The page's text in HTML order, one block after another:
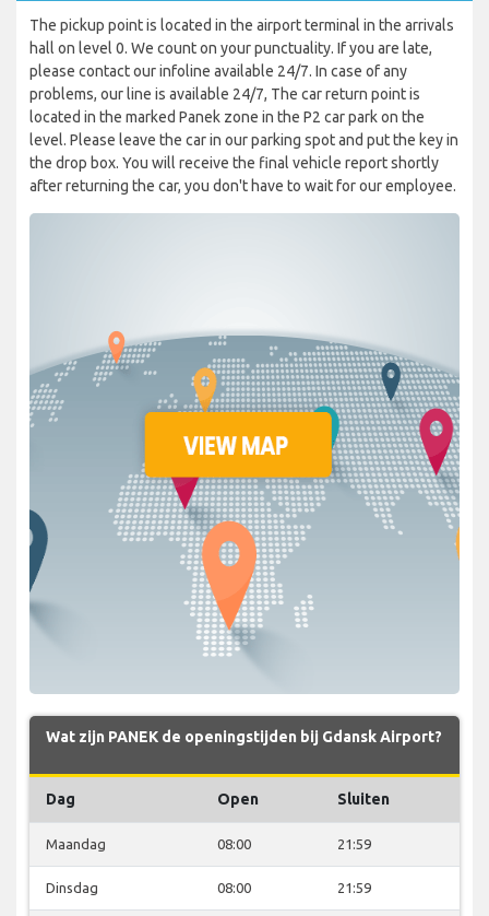
The pickup point is located in the airport terminal in the arrivals
hall on level 0. We count on your punctuality. If you are late,
please contact our infoline available 24/7. In case of any
problems, our line is available 24/7, The car return point is
located in the marked Panek zone in the P2 car park on the
level. Please leave the car in our parking spot and put the key in
the drop box. You will receive the final vehicle report shortly
after returning the car, you don't have to wait for our employee.
Wat zijn PANEK de openingstijden bij Gdansk Airport?
Dag Open Sluiten
Maandag 08:00 21:59
Dinsdag 08:00 21:59